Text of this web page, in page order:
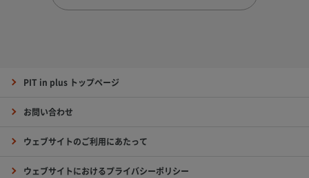
PIT in plus トップページ
お問い合わせ
ウェブサイトのご利用にあたって
ウェブサイトにおけるプライバシーポリシー